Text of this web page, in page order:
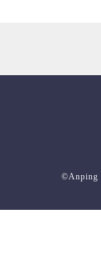
©Anping